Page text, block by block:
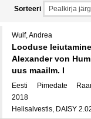
Sorteeri
Wulf, Andrea
Looduse
Alexander von
uus maailm. I
Eesti Pimedate
2018
Helisalvestis, DAISY